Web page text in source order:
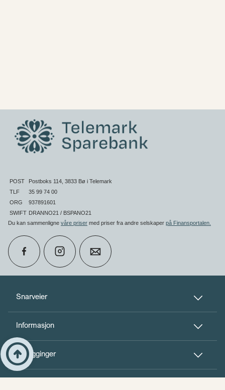
Snarveier
Informasjon
Innlogginger
POST
Postboks 114, 3833 Bø i Telemark
TLF
35 99 74 00
ORG
937891601
SWIFT DRANNO21 / BSPANO21
Du kan sammenligne våre priser med priser fra andre selskaper på Finansportalen
Bli kunde
person_add
arrow_circle_up